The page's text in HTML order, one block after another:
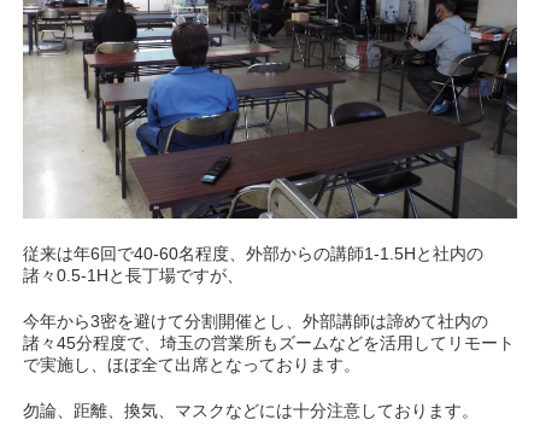
従来は年6回で40-60名程度、外部からの講師1-1.5Hと社内の
諸々0.5-1Hと長丁場ですが、
今年から3密を避けて分割開催とし、外部講師は諦めて社内の
諸々45分程度で、埼玉の営業所もズームなどを活用してリモート
で実施し、ほぼ全て出席となっております。
勿論、距離、換気、マスクなどには十分注意しております。